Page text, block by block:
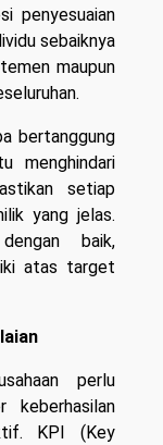
penyesuaian
sebaiknya
maupun
bertanggung
menghindari
setiap
yang jelas.
baik,
atas target
perlu
keberhasilan
KPI (Key